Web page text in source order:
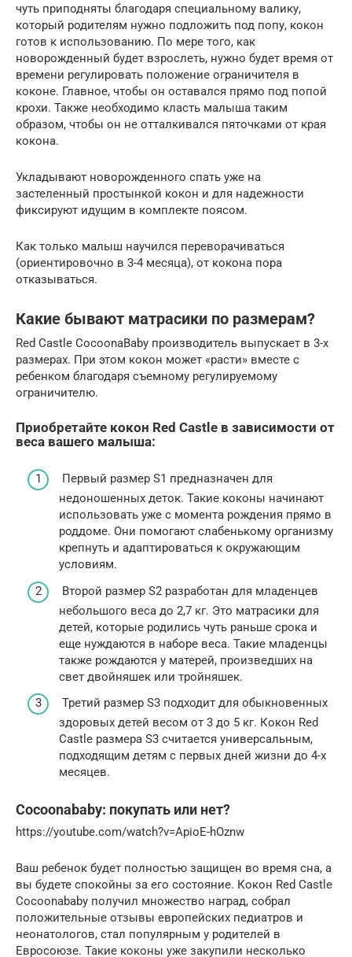
чуть приподняты благодаря специальному валику,
который родителям нужно подложить под попу, кокон
готов к использованию. По мере того, как
новорожденный будет взрослеть, нужно будет время от
времени регулировать положение ограничителя в
коконе. Главное, чтобы он оставался прямо под попой
крохи. Также необходимо класть малыша таким
образом, чтобы он не отталкивался пяточками от края
кокона.
Укладывают новорожденного спать уже на
застеленный простынкой кокон и для надежности
фиксируют идущим в комплекте поясом.
Как только малыш научился переворачиваться
(ориентировочно в 3-4 месяца), от кокона пора
отказываться.
Какие бывают матрасики по размерам?
Red Castle CocoonaBaby производитель выпускает в 3-х
размерах. При этом кокон может «расти» вместе с
ребенком благодаря съемному регулируемому
ограничителю.
Приобретайте кокон Red Castle в зависимости от
веса вашего малыша:
Первый размер S1 предназначен для
недоношенных деток. Такие коконы начинают
использовать уже с момента рождения прямо в
роддоме. Они помогают слабенькому организму
крепнуть и адаптироваться к окружающим
условиям.
Второй размер S2 разработан для младенцев
небольшого веса до 2,7 кг. Это матрасики для
детей, которые родились чуть раньше срока и
еще нуждаются в наборе веса. Такие младенцы
также рождаются у матерей, произведших на
свет двойняшек или тройняшек.
Третий размер S3 подходит для обыкновенных
здоровых детей весом от 3 до 5 кг. Кокон Red
Castle размера S3 считается универсальным,
подходящим детям с первых дней жизни до 4-х
месяцев.
Cocoonababy: покупать или нет?
https://youtube.com/watch?v=ApioE-hOznw
Ваш ребенок будет полностью защищен во время сна, а
вы будете спокойны за его состояние. Кокон Red Castle
Cocoonababy получил множество наград, собрал
положительные отзывы европейских педиатров и
неонатологов, стал популярным у родителей в
Евросоюзе. Такие коконы уже закупили несколько